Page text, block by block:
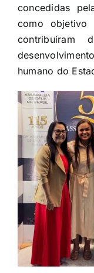
concedidas
como objetivo
contribuíram
humano do